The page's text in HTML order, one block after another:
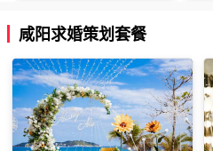
咸阳求婚策划套餐